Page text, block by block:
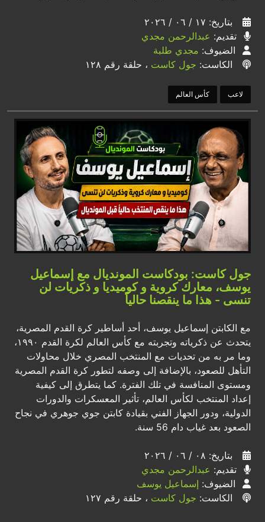
بتاريخ: ١٧ / ٠٦ / ٢٠٢٦
تقديم: عبدالرحمن مجدي
الضيوف: مجدي طلبة
الكاست: جول كاست ، حلقة رقم ١٢٨
لاعب كأس العالم
جول كاست: بودكاست المونديال مع إسماعيل
يوسف، معارك كروية و كوميديا و ذكريات لن
تنسى - هذا ما ينقصنا حالياً
مع الكابتن إسماعيل يوسف، أحد أساطير كرة القدم المصرية،
يتحدث عن ذكرياته وتجربته مع كأس العالم لكرة القدم ١٩٩٠،
وما مر به من تحديات مع المنتخب المصري خلال محاولات
التأهل للصعود، بالإضافة إلى وصفه لتطور كرة القدم المصرية
ومستوى المنافسة في تلك الفترة. كما يتطرق إلى كيفية
إعداد المنتخب لكأس العالم، تأثير المعسكرات والدورات
الدولية، ودور الجهاز الفني بقيادة كابتن جوي جوهري في نجاح
الصعود بعد غياب دام 56 سنة.
بتاريخ: ٠٨ / ٠٦ / ٢٠٢٦
تقديم: عبدالرحمن مجدي
الضيوف: إسماعيل يوسف
الكاست: جول كاست ، حلقة رقم ١٢٧